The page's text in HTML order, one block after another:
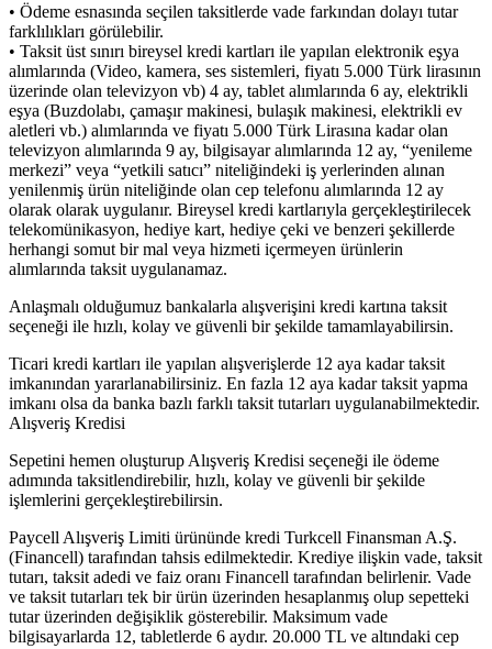
• Ödeme esnasında seçilen taksitlerde vade farkından dolayı tutar
farklılıkları görülebilir.
• Taksit üst sınırı bireysel kredi kartları ile yapılan elektronik eşya
alımlarında (Video, kamera, ses sistemleri, fiyatı 5.000 Türk lirasının
üzerinde olan televizyon vb) 4 ay, tablet alımlarında 6 ay, elektrikli
eşya (Buzdolabı, çamaşır makinesi, bulaşık makinesi, elektrikli ev
aletleri vb.) alımlarında ve fiyatı 5.000 Türk Lirasına kadar olan
televizyon alımlarında 9 ay, bilgisayar alımlarında 12 ay, “yenileme
merkezi” veya “yetkili satıcı” niteliğindeki iş yerlerinden alınan
yenilenmiş ürün niteliğinde olan cep telefonu alımlarında 12 ay
olarak olarak uygulanır. Bireysel kredi kartlarıyla gerçekleştirilecek
telekomünikasyon, hediye kart, hediye çeki ve benzeri şekillerde
herhangi somut bir mal veya hizmeti içermeyen ürünlerin
alımlarında taksit uygulanamaz.
Anlaşmalı olduğumuz bankalarla alışverişini kredi kartına taksit
seçeneği ile hızlı, kolay ve güvenli bir şekilde tamamlayabilirsin.
Ticari kredi kartları ile yapılan alışverişlerde 12 aya kadar taksit
imkanından yararlanabilirsiniz. En fazla 12 aya kadar taksit yapma
imkanı olsa da banka bazlı farklı taksit tutarları uygulanabilmektedir.
Alışveriş Kredisi
Sepetini hemen oluşturup Alışveriş Kredisi seçeneği ile ödeme
adımında taksitlendirebilir, hızlı, kolay ve güvenli bir şekilde
işlemlerini gerçekleştirebilirsin.
Paycell Alışveriş Limiti ürününde kredi Turkcell Finansman A.Ş.
(Financell) tarafından tahsis edilmektedir. Krediye ilişkin vade, taksit
tutarı, taksit adedi ve faiz oranı Financell tarafından belirlenir. Vade
ve taksit tutarları tek bir ürün üzerinden hesaplanmış olup sepetteki
tutar üzerinden değişiklik gösterebilir. Maksimum vade
bilgisayarlarda 12, tabletlerde 6 aydır. 20.000 TL ve altındaki cep